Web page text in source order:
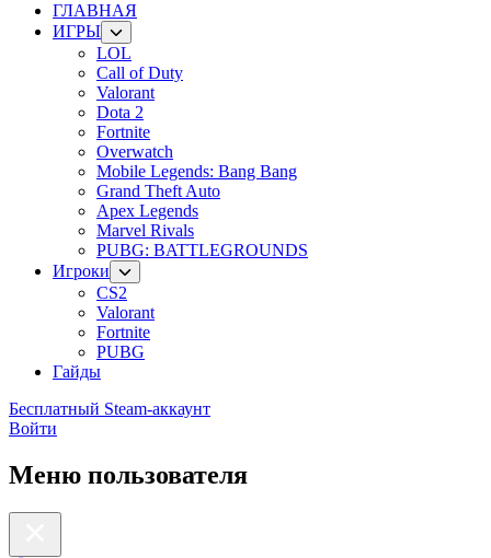
ГЛАВНАЯ
ИГРЫ
LOL
Call of Duty
Valorant
Dota 2
Fortnite
Overwatch
Mobile Legends: Bang Bang
Grand Theft Auto
Apex Legends
Marvel Rivals
PUBG: BATTLEGROUNDS
Игроки
CS2
Valorant
Fortnite
PUBG
Гайды
Бесплатный Steam-аккаунт
Войти
Меню пользователя